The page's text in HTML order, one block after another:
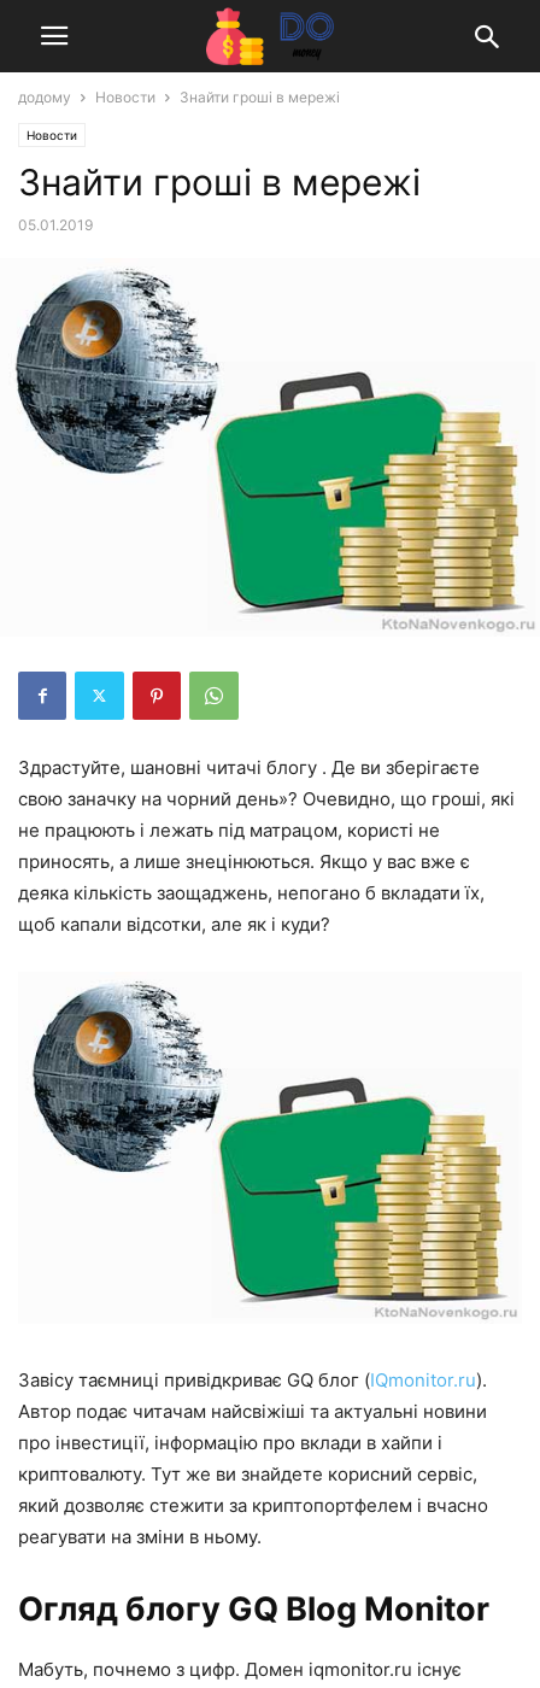
додому Новости Знайти гроші в мережі
Новости
Знайти гроші в мережі
05.01.2019
Здрастуйте, шановні читачі блогу . Де ви зберігаєте
свою заначку на чорний день»? Очевидно, що гроші, які
не працюють і лежать під матрацом, користі не
приносять, а лише знецінюються. Якщо у вас вже є
деяка кількість заощаджень, непогано б вкладати їх,
щоб капали відсотки, але як і куди?
Завісу таємниці привідкриває GQ блог (IQmonitor.ru).
Автор подає читачам найсвіжіші та актуальні новини
про інвестиції, інформацію про вклади в хайпи і
криптовалюту. Тут же ви знайдете корисний сервіс,
який дозволяє стежити за криптопортфелем і вчасно
реагувати на зміни в ньому.
Огляд блогу GQ Blog Monitor
Мабуть, почнемо з цифр. Домен iqmonitor.ru існує